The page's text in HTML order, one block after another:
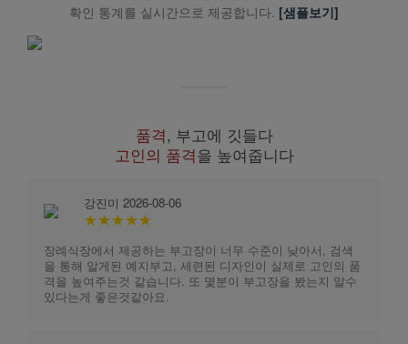
확인 통계를 실시간으로 제공합니다. [샘플보기]
품격, 부고에 깃들다
고인의 품격을 높여줍니다
강진미 2026-08-06
★★★★★
장례식장에서 제공하는 부고장이 너무 수준이 낮아서, 검색
을 통해 알게된 예지부고, 세련된 디자인이 실제로 고인의 품
격을 높여주는것 같습니다. 또 몇분이 부고장을 봤는지 알수
있다는게 좋은것같아요.